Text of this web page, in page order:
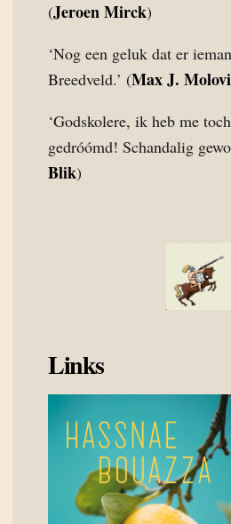
(Jeroen Mirck)
‘Nog een geluk dat er
Breedveld.’ (Max J.
‘Godskolere, ik heb me
gedróómd! Schandalig
Blik)
Links